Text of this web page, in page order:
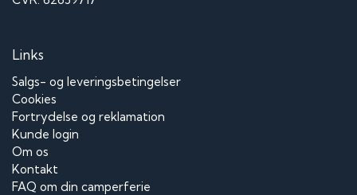
Links
Salgs- og leveringsbetingelser
Cookies
Fortrydelse og reklamation
Kunde login
Om os
Kontakt
FAQ om din camperferie